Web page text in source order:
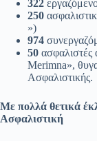
322
250
»)
974
50 ασφαλιστές
Merimna»,
Ασφαλιστικής.
Με πολλά θετικά
Ασφαλιστική